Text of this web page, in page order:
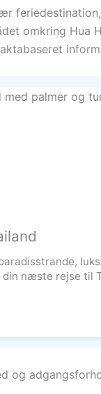
omkring
næste rejse til
og